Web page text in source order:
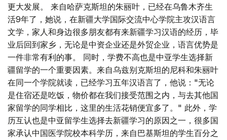
更大发展。 来自哈萨克斯坦的朱丽叶，已经在乌鲁木齐生
活9年了，她说，在新疆大学国际交流中心学院主攻汉语言
文学，家人和身边很多朋友都有来新疆学习汉语的经历，毕
业后回到家乡，无论是中资企业还是外贸企业，语言优势是
一件非常有利的事。 同时，学费不高也是中亚学生选择新
疆留学的一个重要因素。来自乌兹别克斯坦的尼科和朱丽叶
在同一个学院就读，已经学习五年汉语言了，他说："无论
是住宿还是吃饭，物价都在我们接受范围之内，与去其他国
家留学的同学相比，这里的生活花销便宜多了。" 此外，学
历互认也是中亚留学生选择去新疆学习的原因之一，很多国
家承认中国医学院校本科学历，来自巴基斯坦的学生百分之